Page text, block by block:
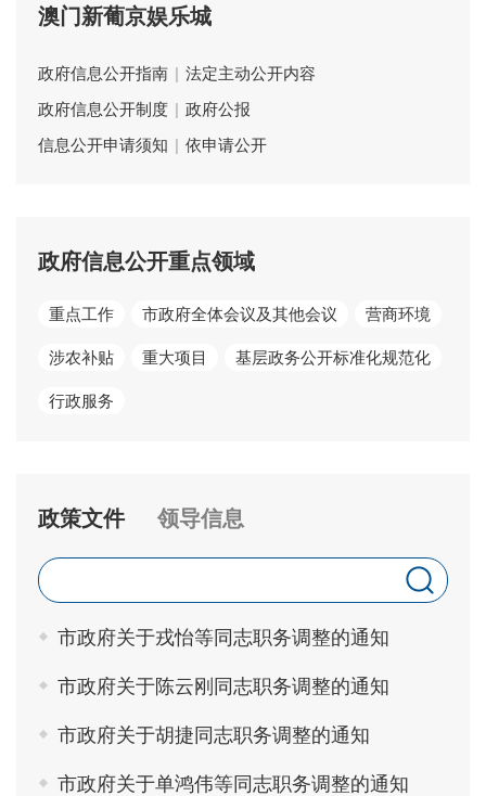
澳门新葡京娱乐城
政府信息公开指南 | 法定主动公开内容
政府信息公开制度 | 政府公报
信息公开申请须知 | 依申请公开
政府信息公开重点领域
重点工作 市政府全体会议及其他会议 营商环境
涉农补贴 重大项目 基层政务公开标准化规范化
行政服务
政策文件 领导信息
市政府关于戎怡等同志职务调整的通知
市政府关于陈云刚同志职务调整的通知
市政府关于胡捷同志职务调整的通知
市政府关于单鸿伟等同志职务调整的通知